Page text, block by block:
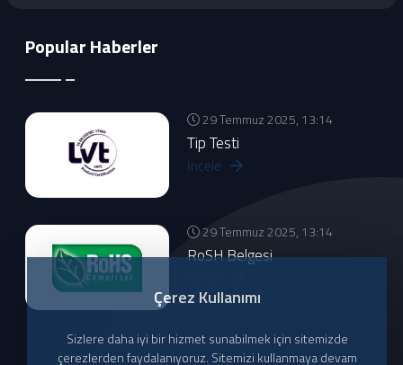
Popular Haberler
29 Temmuz 2025, 13:14
Tip Testi
İncele
29 Temmuz 2025, 13:14
RoSH Belgesi
Çerez Kullanımı
Sizlere daha iyi bir hizmet sunabilmek için sitemizde
çerezlerden faydalanıyoruz. Sitemizi kullanmaya devam